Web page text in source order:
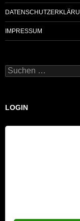
IMPRESSUM
Suchen
nach:
LOGIN